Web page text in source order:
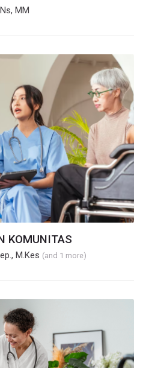
MM
KOMUNITAS
M.Kes (and 1 more)